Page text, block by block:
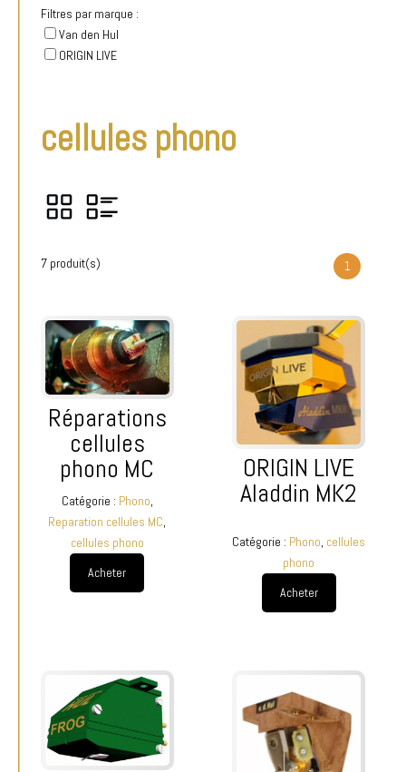
Filtres par marque :
Van den Hul
ORIGIN LIVE
cellules phono
7 produit(s) 1
Réparations
cellules
phono MC
Catégorie : Phono,
Reparation cellules MC,
cellules phono
Acheter
ORIGIN LIVE
Aladdin MK2
Catégorie : Phono, cellules
phono
Acheter